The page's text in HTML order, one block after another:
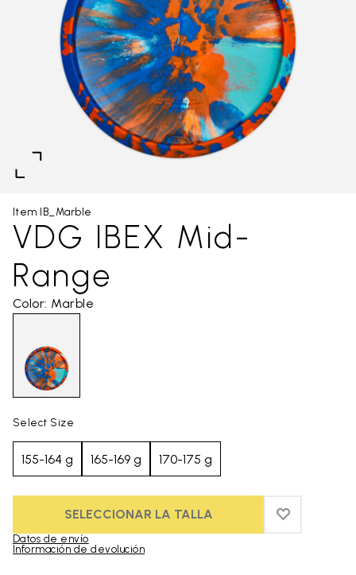
Item IB_Marble
VDG IBEX Mid-
Range
Color: Marble
Select Size
155-164 g 165-169 g 170-175 g
SELECCIONAR LA TALLA ADD TO
ADD TO
Datos de envío
Información de devolución